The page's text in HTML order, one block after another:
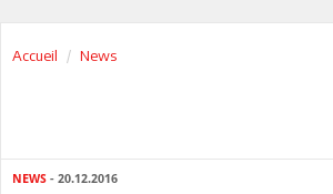
Accueil News
NEWS - 20.12.2016